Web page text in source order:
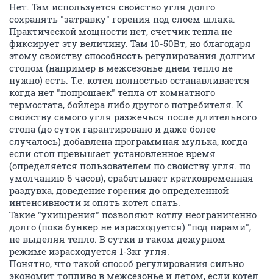
Нет. Там используется свойство угля долго
сохранять "затравку" горения под слоем шлака.
Практической мощности нет, счетчик тепла не
фиксирует эту величину. Там 10-50Вт, но благодаря
этому свойству способность регулирования долгим
стопом (например в межсезонье днем тепло не
нужно) есть. Т.е. котел полностью останавливается
когда нет "попрошаек" тепла от комнатного
термостата, бойлера либо другого потребителя. К
свойству самого угля разжечься после длительного
стопа (до суток гарантировано и даже более
случалось) добавлена программная мулька, когда
если стоп превышает установленное время
(определяется пользователем по свойству угля. по
умолчанию 6 часов), срабатывает кратковременная
раздувка, доведение горения до определенной
интенсивности и опять котел спать.
Такие "ухищрения" позволяют котлу неограниченно
долго (пока бункер не израсходуется) "под парами",
не выделяя тепло. В сутки в таком дежурном
режиме израсходуется 1-3кг угля.
Понятно, что такой способ регулирования сильно
экономит топливо в межсезонье и летом, если котел